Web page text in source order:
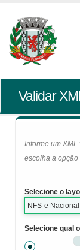
Validar
Informe um
escolha a opção
Selecione o
NFS-e Nacional
Selecione qual